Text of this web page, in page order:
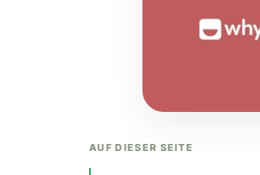
AUF DIESER SEITE